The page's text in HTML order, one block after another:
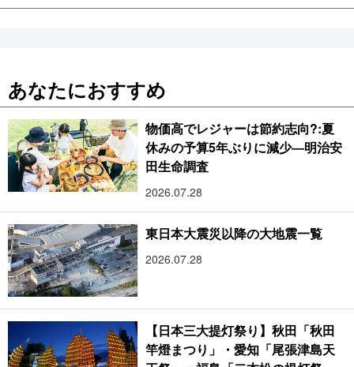
あなたにおすすめ
物価高でレジャーは節約志向?:夏
休みの予算5年ぶりに減少―明治安
田生命調査
2026.07.28
東日本大震災以降の大地震一覧
2026.07.28
【日本三大提灯祭り】秋田「秋田
竿燈まつり」・愛知「尾張津島天